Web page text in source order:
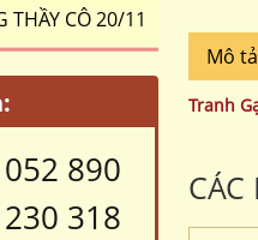
Mô
Tranh
THẦY CÔ 20/11
890
318